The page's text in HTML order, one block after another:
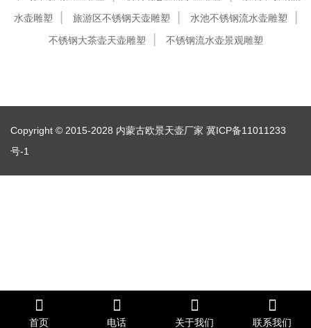
水壶雕塑
旅游区不锈钢天壶雕塑
水池不锈钢流水壶雕塑
不锈钢大茶壶天壶雕塑
不锈钢流水壶景观雕塑
Copyright © 2015-2028 内蒙古欧景天壶厂家 冀ICP备11011233
号-1
首页 电话 关于我们 联系我们